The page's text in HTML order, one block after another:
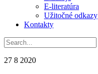
E-literatúra
Užitočné odkazy
Kontakty
27 8 2020